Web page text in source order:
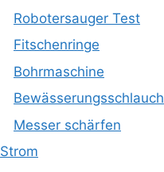
Robotersauger Test
Fitschenringe
Bohrmaschine
Bewässerungsschlauch
Messer schärfen
Strom